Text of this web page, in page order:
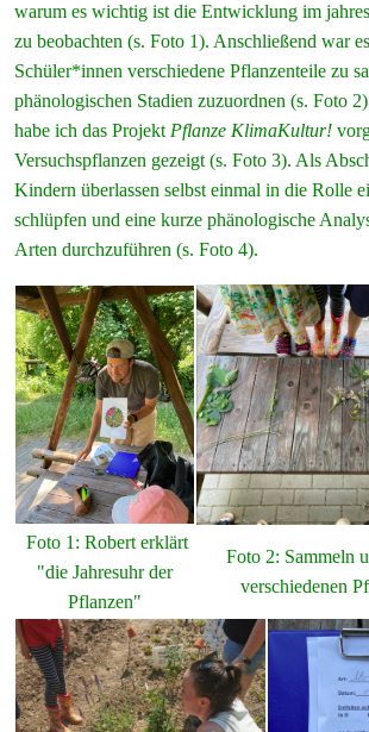
warum es wichtig ist die Entwicklung im
zu beobachten (s. Foto 1). Anschließend war
Schüler*innen verschiedene Pflanzenteile zu
phänologischen Stadien zuzuordnen (s. Foto
habe ich das ProjektPflanze KlimaKultur!
Versuchspflanzen gezeigt (s. Foto 3). Als
Kindern überlassen selbst einmal in die Rolle
schlüpfen und eine kurze phänologische
Arten durchzuführen (s. Foto 4).
Foto 1: Robert erklärt
"die Jahresuhr der
Pflanzen"
Foto 2: Sammeln
verschiedenen